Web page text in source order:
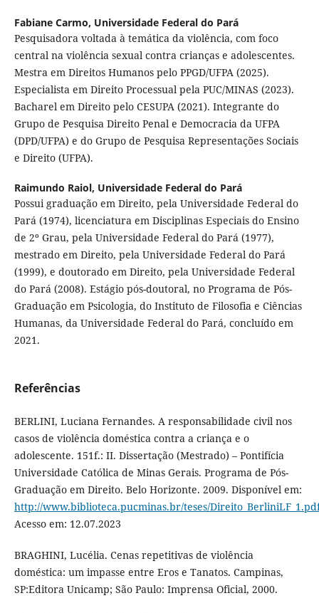
Fabiane Carmo, Universidade Federal do Pará
Pesquisadora voltada à temática da violência, com foco
central na violência sexual contra crianças e adolescentes.
Mestra em Direitos Humanos pelo PPGD/UFPA (2025).
Especialista em Direito Processual pela PUC/MINAS (2023).
Bacharel em Direito pelo CESUPA (2021). Integrante do
Grupo de Pesquisa Direito Penal e Democracia da UFPA
(DPD/UFPA) e do Grupo de Pesquisa Representações Sociais
e Direito (UFPA).
Raimundo Raiol, Universidade Federal do Pará
Possui graduação em Direito, pela Universidade Federal do
Pará (1974), licenciatura em Disciplinas Especiais do Ensino
de 2º Grau, pela Universidade Federal do Pará (1977),
mestrado em Direito, pela Universidade Federal do Pará
(1999), e doutorado em Direito, pela Universidade Federal
do Pará (2008). Estágio pós-doutoral, no Programa de Pós-
Graduação em Psicologia, do Instituto de Filosofia e Ciências
Humanas, da Universidade Federal do Pará, concluído em
2021.
Referências
BERLINI, Luciana Fernandes. A responsabilidade civil nos
casos de violência doméstica contra a criança e o
adolescente. 151f.: II. Dissertação (Mestrado) – Pontifícia
Universidade Católica de Minas Gerais. Programa de Pós-
Graduação em Direito. Belo Horizonte. 2009. Disponível em:
http://www.biblioteca.pucminas.br/teses/
Acesso em: 12.07.2023
BRAGHINI, Lucélia. Cenas repetitivas de violência
doméstica: um impasse entre Eros e Tanatos. Campinas,
SP:Editora Unicamp; São Paulo: Imprensa Oficial, 2000.